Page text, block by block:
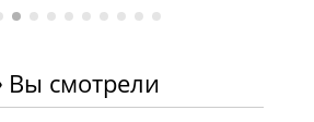
Вы смотрели